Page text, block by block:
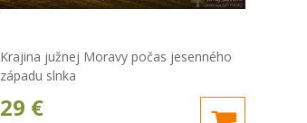
Krajina južnej Moravy počas jesenného
západu slnka
29 €